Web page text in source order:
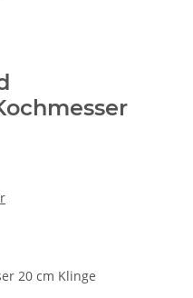
20 cm Klinge